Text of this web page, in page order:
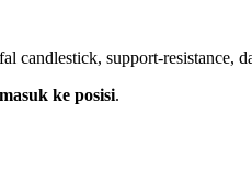
support-resistance,
ke posisi.